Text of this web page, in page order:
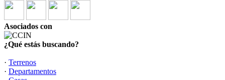
Asociados con
¿Qué estás buscando?
· Terrenos
· Departamentos